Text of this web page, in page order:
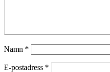
Namn *
E-postadress *